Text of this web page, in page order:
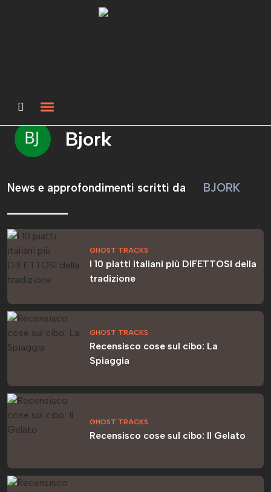
Bjork
News e approfondimenti scritti da BJORK
GHOST TRACKS
I 10 piatti italiani più DIFETTOSI della
tradizione
GHOST TRACKS
Recensisco cose sul cibo: La
Spiaggia
GHOST TRACKS
Recensisco cose sul cibo: Il Gelato